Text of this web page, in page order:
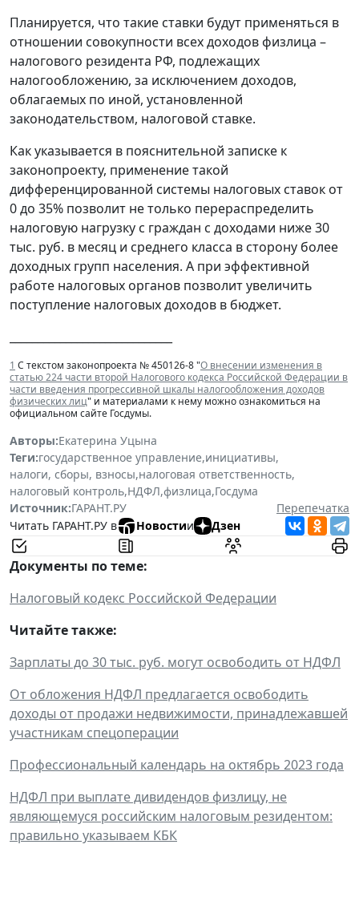
Планируется, что такие ставки будут применяться в
отношении совокупности всех доходов физлица –
налогового резидента РФ, подлежащих
налогообложению, за исключением доходов,
облагаемых по иной, установленной
законодательством, налоговой ставке.
Как указывается в пояснительной записке к
законопроекту, применение такой
дифференцированной системы налоговых ставок от
0 до 35% позволит не только перераспределить
налоговую нагрузку с граждан с доходами ниже 30
тыс. руб. в месяц и среднего класса в сторону более
доходных групп населения. А при эффективной
работе налоговых органов позволит увеличить
поступление налоговых доходов в бюджет.
1 С текстом законопроекта № 450126-8 "О внесении изменения в
статью 224 части второй Налогового кодекса Российской Федерации в
части введения прогрессивной шкалы налогообложения доходов
физических лиц" и материалами к нему можно ознакомиться на
официальном сайте Госдумы.
Авторы:Екатерина Уцына
Теги:государственное управление,инициативы,
налоги, сборы, взносы,налоговая ответственность,
налоговый контроль,НДФЛ,физлица,Госдума
Источник:ГАРАНТ.РУ
Перепечатка
Читать ГАРАНТ.РУ в
Новостии Дзен
Документы по теме:
Налоговый кодекс Российской Федерации
Читайте также:
Зарплаты до 30 тыс. руб. могут освободить от НДФЛ
От обложения НДФЛ предлагается освободить
доходы от продажи недвижимости, принадлежавшей
участникам спецоперации
Профессиональный календарь на октябрь 2023 года
НДФЛ при выплате дивидендов физлицу, не
являющемуся российским налоговым резидентом:
правильно указываем КБК